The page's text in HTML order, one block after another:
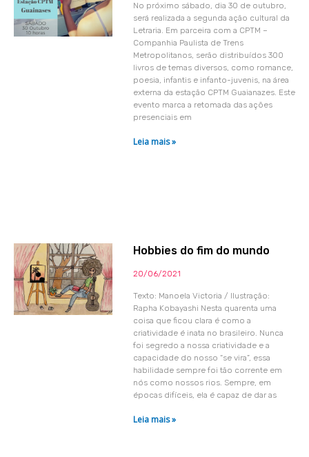
No próximo sábado, dia 30 de outubro,
será realizada a segunda ação cultural da
Letraria. Em parceira com a CPTM –
Companhia Paulista de Trens
Metropolitanos, serão distribuídos 300
livros de temas diversos, como romance,
poesia, infantis e infanto-juvenis, na área
externa da estação CPTM Guaianazes. Este
evento marca a retomada das ações
presenciais em
Leia mais »
Hobbies do fim do mundo
20/06/2021
Texto: Manoela Victoria / Ilustração:
Rapha Kobayashi Nesta quarenta uma
coisa que ficou clara é como a
criatividade é inata no brasileiro. Nunca
foi segredo a nossa criatividade e a
capacidade do nosso “se vira”, essa
habilidade sempre foi tão corrente em
nós como nossos rios. Sempre, em
épocas difíceis, ela é capaz de dar as
Leia mais »